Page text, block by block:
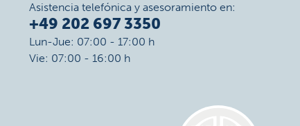
Asistencia telefónica y asesoramiento en:
+49 202 697 3350
Lun-Jue: 07:00 - 17:00 h
Vie: 07:00 - 16:00 h